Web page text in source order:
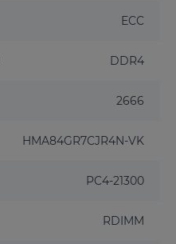
ECC
DDR4
2666
HMA84GR7CJR4N-VK
PC4-21300
RDIMM